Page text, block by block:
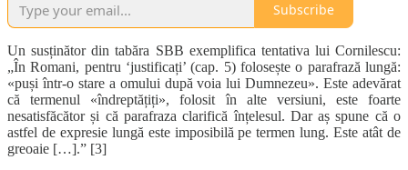
Subscribe
Un susținător din tabăra SBB exemplifica tentativa lui Cornilescu:
„În Romani, pentru ‘justificați’ (cap. 5) folosește o parafrază lungă:
«puși într-o stare a omului după voia lui Dumnezeu». Este adevărat
că termenul «îndreptățiți», folosit în alte versiuni, este foarte
nesatisfăcător și că parafraza clarifică înțelesul. Dar aș spune că o
astfel de expresie lungă este imposibilă pe termen lung. Este atât de
greoaie […].” [3]